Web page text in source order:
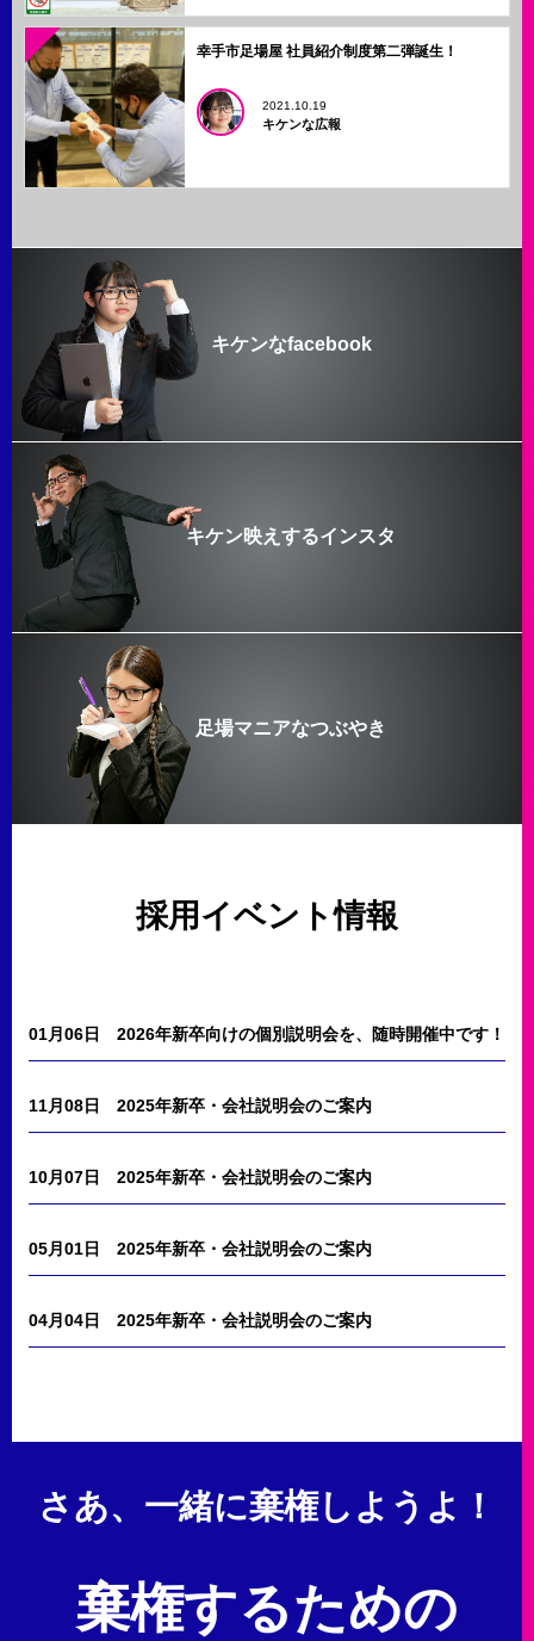
幸手市足場屋 社員紹介制度第二弾誕生！
2021.10.19
キケンな広報
キケンなfacebook
キケン映えするインスタ
足場マニアなつぶやき
採用イベント情報
01月06日 2026年新卒向けの個別説明会を、随時開催中です！
11月08日 2025年新卒・会社説明会のご案内
10月07日 2025年新卒・会社説明会のご案内
05月01日 2025年新卒・会社説明会のご案内
04月04日 2025年新卒・会社説明会のご案内
さあ、一緒に棄権しようよ！
棄権するための